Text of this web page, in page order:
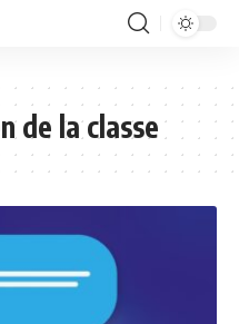
de la classe